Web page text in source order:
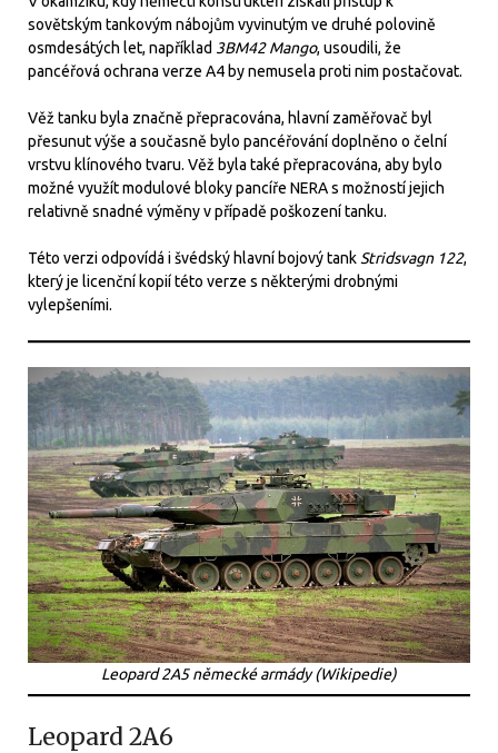
sovětským tankovým nábojům vyvinutým ve druhé polovině
osmdesátých let, například 3BM42 Mango, usoudili, že
pancéřová ochrana verze A4 by nemusela proti nim postačovat.
Věž tanku byla značně přepracována, hlavní zaměřovač byl
přesunut výše a současně bylo pancéřování doplněno o čelní
vrstvu klínového tvaru. Věž byla také přepracována, aby bylo
možné využít modulové bloky pancíře NERA s možností jejich
relativně snadné výměny v případě poškození tanku.
Této verzi odpovídá i švédský hlavní bojový tank Stridsvagn 122,
který je licenční kopií této verze s některými drobnými
vylepšeními.
Leopard 2A5 německé armády (Wikipedie)
Leopard 2A6